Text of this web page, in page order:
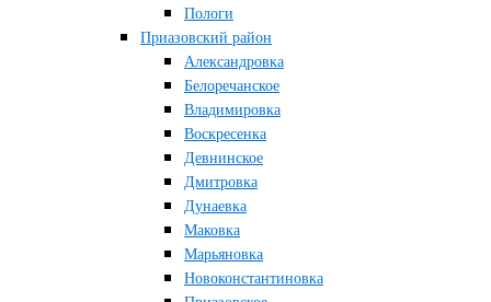
Пологи
Приазовский район
Александровка
Белоречанское
Владимировка
Воскресенка
Девнинское
Дмитровка
Дунаевка
Маковка
Марьяновка
Новоконстантиновка